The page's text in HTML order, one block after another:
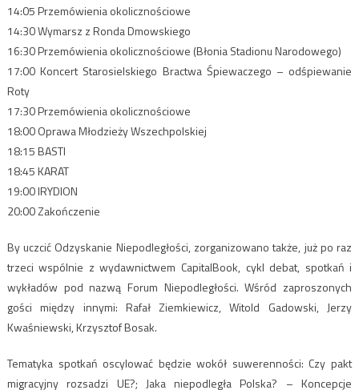
14:05 Przemówienia okolicznościowe
14:30 Wymarsz z Ronda Dmowskiego
16:30 Przemówienia okolicznościowe (Błonia Stadionu Narodowego)
17:00 Koncert Starosielskiego Bractwa Śpiewaczego – odśpiewanie
Roty
17:30 Przemówienia okolicznościowe
18:00 Oprawa Młodzieży Wszechpolskiej
18:15 BASTI
18:45 KARAT
19:00 IRYDION
20:00 Zakończenie
By uczcić Odzyskanie Niepodległości, zorganizowano także, już po raz
trzeci wspólnie z wydawnictwem CapitalBook, cykl debat, spotkań i
wykładów pod nazwą Forum Niepodległości. Wśród zaproszonych
gości między innymi: Rafał Ziemkiewicz, Witold Gadowski, Jerzy
Kwaśniewski, Krzysztof Bosak.
Tematyka spotkań oscylować będzie wokół suwerenności: Czy pakt
migracyjny rozsadzi UE?; Jaka niepodległa Polska? – Koncepcje